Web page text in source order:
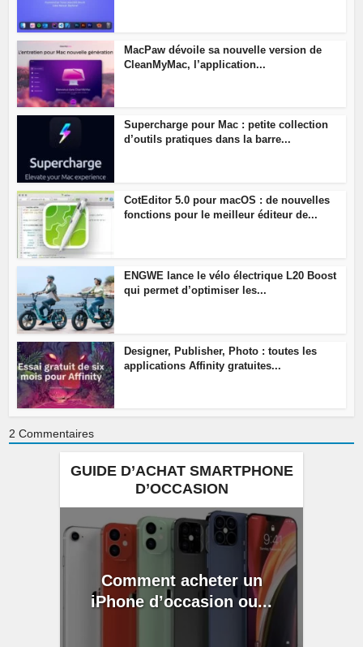
MacPaw dévoile sa nouvelle version de
CleanMyMac, l’application...
Supercharge pour Mac : petite collection
d’outils pratiques dans la barre...
CotEditor 5.0 pour macOS : de nouvelles
fonctions pour le meilleur éditeur de...
ENGWE lance le vélo électrique L20 Boost
qui permet d’optimiser les...
Designer, Publisher, Photo : toutes les
applications Affinity gratuites...
2 Commentaires
GUIDE D’ACHAT SMARTPHONE
D’OCCASION
Comment acheter un
iPhone d’occasion ou...